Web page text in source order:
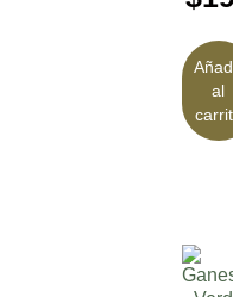
al